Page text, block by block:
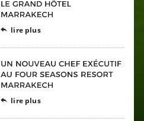
 lire plus
 lire plus